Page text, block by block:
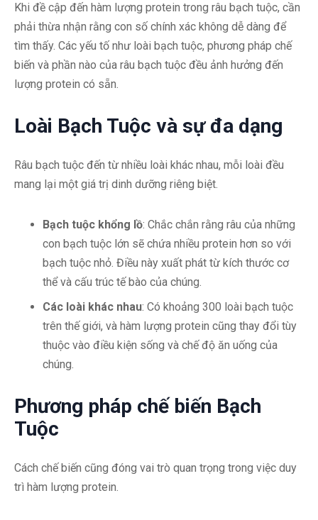
Khi đề cập đến hàm lượng protein trong râu bạch tuộc, cần
phải thừa nhận rằng con số chính xác không dễ dàng để
tìm thấy. Các yếu tố như loài bạch tuộc, phương pháp chế
biến và phần nào của râu bạch tuộc đều ảnh hưởng đến
lượng protein có sẵn.
Loài Bạch Tuộc và sự đa dạng
Râu bạch tuộc đến từ nhiều loài khác nhau, mỗi loài đều
mang lại một giá trị dinh dưỡng riêng biệt.
Bạch tuộc khổng lồ: Chắc chắn rằng râu của những
con bạch tuộc lớn sẽ chứa nhiều protein hơn so với
bạch tuộc nhỏ. Điều này xuất phát từ kích thước cơ
thể và cấu trúc tế bào của chúng.
Các loài khác nhau: Có khoảng 300 loài bạch tuộc
trên thế giới, và hàm lượng protein cũng thay đổi tùy
thuộc vào điều kiện sống và chế độ ăn uống của
chúng.
Phương pháp chế biến Bạch
Tuộc
Cách chế biến cũng đóng vai trò quan trọng trong việc duy
trì hàm lượng protein.